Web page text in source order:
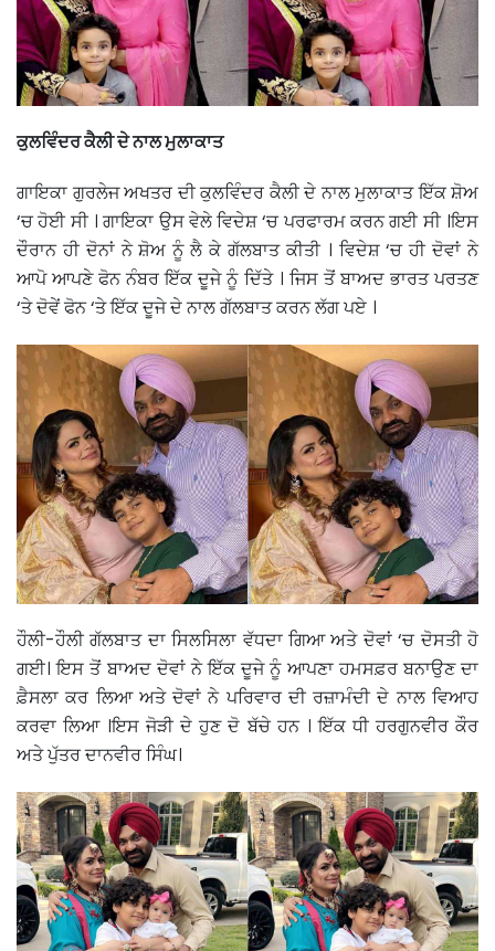
ਕੁਲਵਿੰਦਰ ਕੈਲੀ ਦੇ ਨਾਲ ਮੁਲਾਕਾਤ
ਗਾਇਕਾ ਗੁਰਲੇਜ ਅਖਤਰ ਦੀ ਕੁਲਵਿੰਦਰ ਕੈਲੀ ਦੇ ਨਾਲ ਮੁਲਾਕਾਤ ਇੱਕ ਸ਼ੋਅ
‘ਚ ਹੋਈ ਸੀ । ਗਾਇਕਾ ਉਸ ਵੇਲੇ ਵਿਦੇਸ਼ ‘ਚ ਪਰਫਾਰਮ ਕਰਨ ਗਈ ਸੀ ।ਇਸ
ਦੌਰਾਨ ਹੀ ਦੋਨਾਂ ਨੇ ਸ਼ੋਅ ਨੂੰ ਲੈ ਕੇ ਗੱਲਬਾਤ ਕੀਤੀ । ਵਿਦੇਸ਼ ‘ਚ ਹੀ ਦੋਵਾਂ ਨੇ
ਆਪੋ ਆਪਣੇ ਫੋਨ ਨੰਬਰ ਇੱਕ ਦੂਜੇ ਨੂੰ ਦਿੱਤੇ । ਜਿਸ ਤੋਂ ਬਾਅਦ ਭਾਰਤ ਪਰਤਣ
‘ਤੇ ਦੋਵੇਂ ਫੋਨ ‘ਤੇ ਇੱਕ ਦੂਜੇ ਦੇ ਨਾਲ ਗੱਲਬਾਤ ਕਰਨ ਲੱਗ ਪਏ ।
ਹੌਲੀ-ਹੌਲੀ ਗੱਲਬਾਤ ਦਾ ਸਿਲਸਿਲਾ ਵੱਧਦਾ ਗਿਆ ਅਤੇ ਦੋਵਾਂ ‘ਚ ਦੋਸਤੀ ਹੋ
ਗਈ। ਇਸ ਤੋਂ ਬਾਅਦ ਦੋਵਾਂ ਨੇ ਇੱਕ ਦੂਜੇ ਨੂੰ ਆਪਣਾ ਹਮਸਫ਼ਰ ਬਨਾਉਣ ਦਾ
ਫ਼ੈਸਲਾ ਕਰ ਲਿਆ ਅਤੇ ਦੋਵਾਂ ਨੇ ਪਰਿਵਾਰ ਦੀ ਰਜ਼ਾਮੰਦੀ ਦੇ ਨਾਲ ਵਿਆਹ
ਕਰਵਾ ਲਿਆ ।ਇਸ ਜੋੜੀ ਦੇ ਹੁਣ ਦੋ ਬੱਚੇ ਹਨ । ਇੱਕ ਧੀ ਹਰਗੁਨਵੀਰ ਕੌਰ
ਅਤੇ ਪੁੱਤਰ ਦਾਨਵੀਰ ਸਿੰਘ।